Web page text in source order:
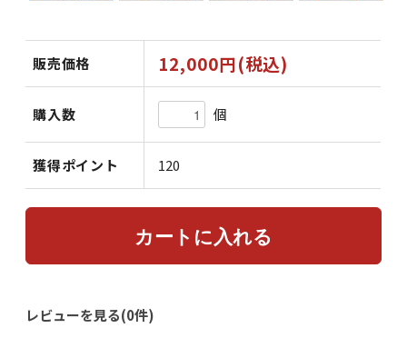
販売価格 12,000円(税込)
購入数 個
獲得ポイント 120
レビューを見る(0件)